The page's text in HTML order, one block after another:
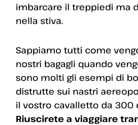
imbarcare il treppiedi ma
nella stiva.
Sappiamo tutti come
nostri bagagli quando
sono molti gli esempi di
distrutte sui nastri
il vostro cavalletto da 300
Riuscirete a viaggiare